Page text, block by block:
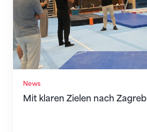
News
Mit klaren Zielen nach Zagreb